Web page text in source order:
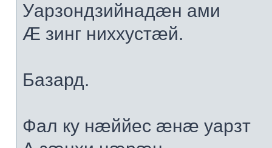
Уарзондзийнадæн ами
Æ зинг ниххустæй.
Базард.
Фал ку нæййес æнæ уарзт